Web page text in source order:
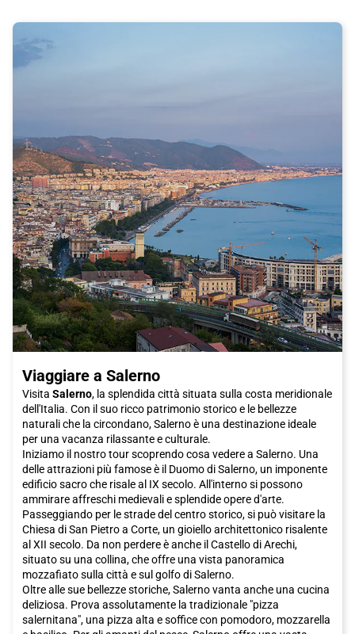
Viaggiare a Salerno
Visita Salerno, la splendida città situata sulla costa meridionale
dell'Italia. Con il suo ricco patrimonio storico e le bellezze
naturali che la circondano, Salerno è una destinazione ideale
per una vacanza rilassante e culturale.
Iniziamo il nostro tour scoprendo cosa vedere a Salerno. Una
delle attrazioni più famose è il Duomo di Salerno, un imponente
edificio sacro che risale al IX secolo. All'interno si possono
ammirare affreschi medievali e splendide opere d'arte.
Passeggiando per le strade del centro storico, si può visitare la
Chiesa di San Pietro a Corte, un gioiello architettonico risalente
al XII secolo. Da non perdere è anche il Castello di Arechi,
situato su una collina, che offre una vista panoramica
mozzafiato sulla città e sul golfo di Salerno.
Oltre alle sue bellezze storiche, Salerno vanta anche una cucina
deliziosa. Prova assolutamente la tradizionale "pizza
salernitana", una pizza alta e soffice con pomodoro, mozzarella